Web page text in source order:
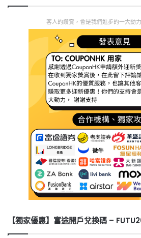
客人的讚賞，會是我們進步的一大動
【獨家優惠】富途開戶兌換碼 –